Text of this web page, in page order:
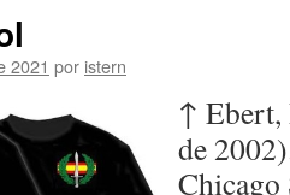
2021 por istern
↑ Ebert,
de
Chicago